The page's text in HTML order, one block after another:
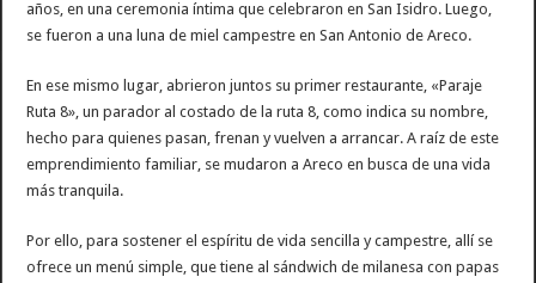
años, en una ceremonia íntima que celebraron en San Isidro. Luego,
se fueron a una luna de miel campestre en San Antonio de Areco.
En ese mismo lugar, abrieron juntos su primer restaurante, «Paraje
Ruta 8», un parador al costado de la ruta 8, como indica su nombre,
hecho para quienes pasan, frenan y vuelven a arrancar. A raíz de este
emprendimiento familiar, se mudaron a Areco en busca de una vida
más tranquila.
Por ello, para sostener el espíritu de vida sencilla y campestre, allí se
ofrece un menú simple, que tiene al sándwich de milanesa con papas